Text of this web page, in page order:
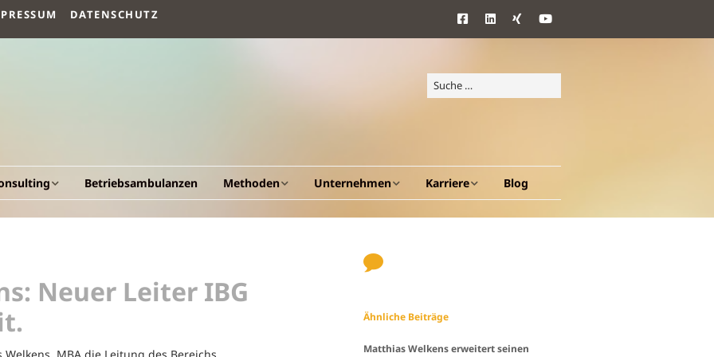
DATENSCHUTZ
Betriebsambulanzen Methoden
Arbeitsvermögen
Unternehmen
Vision und Ziele
Karriere
Benefits
Blog
Neuer Leiter IBG
MBA die Leitung des Bereichs
Ähnliche Beiträge
Matthias Welkens erweitert seinen